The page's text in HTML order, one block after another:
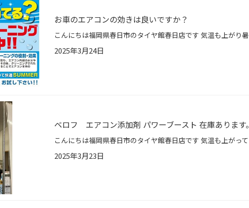
お車のエアコンの効きは良いですか？
2025年3月24日
ベロフ エアコン添加剤 パワーブースト 在庫あります。
2025年3月23日